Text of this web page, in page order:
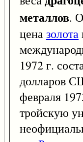
металлов.
ценазолота
1972 г.
долларов
февраля
тройскую